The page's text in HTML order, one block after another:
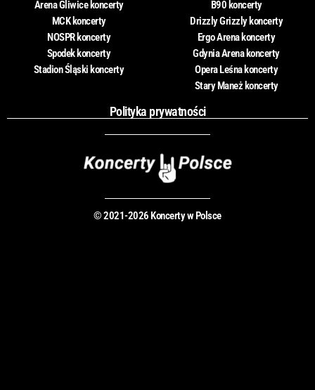
Arena Gliwice koncerty
MCK koncerty
NOSPR koncerty
Spodek koncerty
Stadion Śląski koncerty
B90 koncerty
Drizzly Grizzly koncerty
Ergo Arena koncerty
Gdynia Arena koncerty
Opera Leśna koncerty
Stary Maneż koncerty
Polityka prywatności
© 2021-2026 Koncerty w Polsce